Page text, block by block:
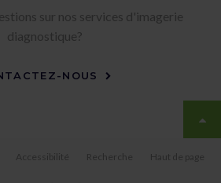
sur nos services d'imagerie
diagnostique?
NOUS
Accessibilité Recherche Haut de page